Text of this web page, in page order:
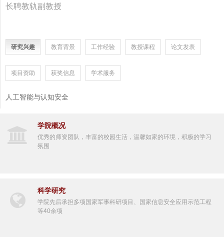
长聘教轨副教授
研究兴趣 教育背景 工作经验 教授课程 论文发表
项目资助 获奖信息 学术服务
人工智能与认知安全
学院概况
优秀的师资团队，丰富的校园生活，温馨如家的环境，积极的学习
氛围
科学研究
学院先后承担多项国家军事科研项目、国家信息安全应用示范工程
等40余项